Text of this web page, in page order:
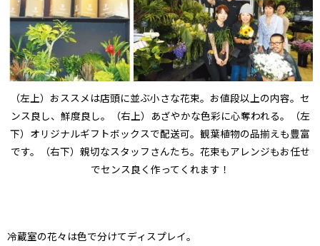
（左上）おススメは店頭に並ぶ小さな花束。お値段以上の内容。セ
ンス良し、鮮度良し。（右上）あざやかな色彩に心奪われる。（左
下）オリジナルギフトボックスで配送可。観葉植物の品揃えも豊富
です。（右下）親切なスタッフさんたち。花束もアレンジもお任せ
でセンス良く作ってくれます！
冷蔵室の花々は色で分けてディスプレイ。